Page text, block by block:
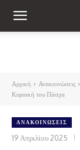
Αρχική Ανακοινώσεις
Κυριακή του Πάσχα
ΑΝΑΚΟΙΝΏΣΕΙΣ
19 Απριλίου 2025